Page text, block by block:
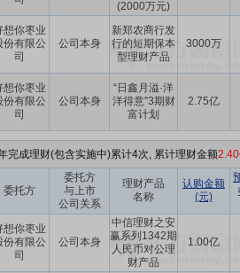
(2000万元)
想你枣业
份有限公
司
公司本身
新郑农商行发
行的短期保本
型理财产品
3000万
想你枣业
份有限公
司
公司本身
“日鑫月溢·洋
洋得意”3期财
富计划
2.75亿
完成理财(包含实施中)累计4次, 累计理财金额
委托方
委托方
与上市
公司关系
理财产品
名称
认购金额
(元)
想你枣业
份有限公
司
公司本身
中信理财之安
赢系列1342期
人民币对公理
财产品
1.00亿